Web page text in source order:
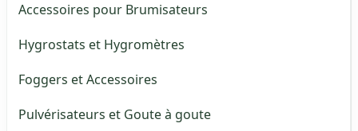
Accessoires pour Brumisateurs
Hygrostats et Hygromètres
Foggers et Accessoires
Pulvérisateurs et Goute à goute